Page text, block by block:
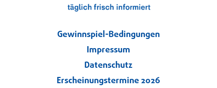
Gewinnspiel-Bedingungen
Impressum
Datenschutz
Erscheinungstermine 2026